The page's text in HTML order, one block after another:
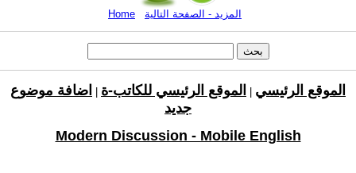
Home المزيد - الصفحة التالية
الموقع الرئيسي الموقع الرئيسي للكاتب-ة
اضافة موضوع
جديد
Modern Discussion - Mobile English